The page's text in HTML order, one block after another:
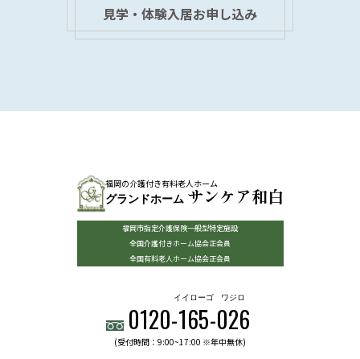
見学・体験入居お申し込み
福岡の介護付き有料老人ホーム
グランドホーム サンケア和白
福岡市指定介護保険一般型特定施設
全国介護付きホーム協会正会員
全国有料老人ホーム協会正会員
0120-165
イイローゴ
-026
ワジロ
(受付時間：9:00~17:00 ※年中無休)